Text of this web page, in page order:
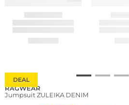
DEAL
RAGWEAR
Jumpsuit ZULEIKA DENIM